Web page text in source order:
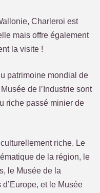
Charleroi est
mais offre également
la visite !
patrimoine mondial de
de l’Industrie sont
riche passé minier de
riche. Le
de la région, le
le Musée de la
et le Musée